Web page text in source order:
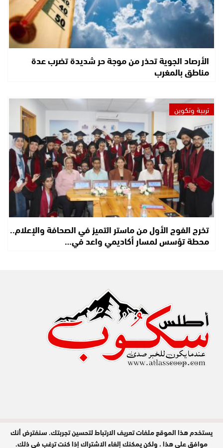
الأرصاد الجوية تحذر من موجة حر شديدة تضرب عدة
مناطق بالمغرب
تربية وتكوين
تخرج الفوج الأول من ماستر التميز في الصحافة والإعلام..
محطة تؤسس لمسار أكاديمي واعد في…
مدير النشر : عبد الله عزي / جميع الحقوق
محفوظة © 2026
يستخدم هذا الموقع ملفات تعريف الارتباط لتحسين تجربتك. سنفترض أنك
موافق على هذا ، ولكن يمكنك إلغاء الاشتراك إذا كنت ترغب في ذلك.